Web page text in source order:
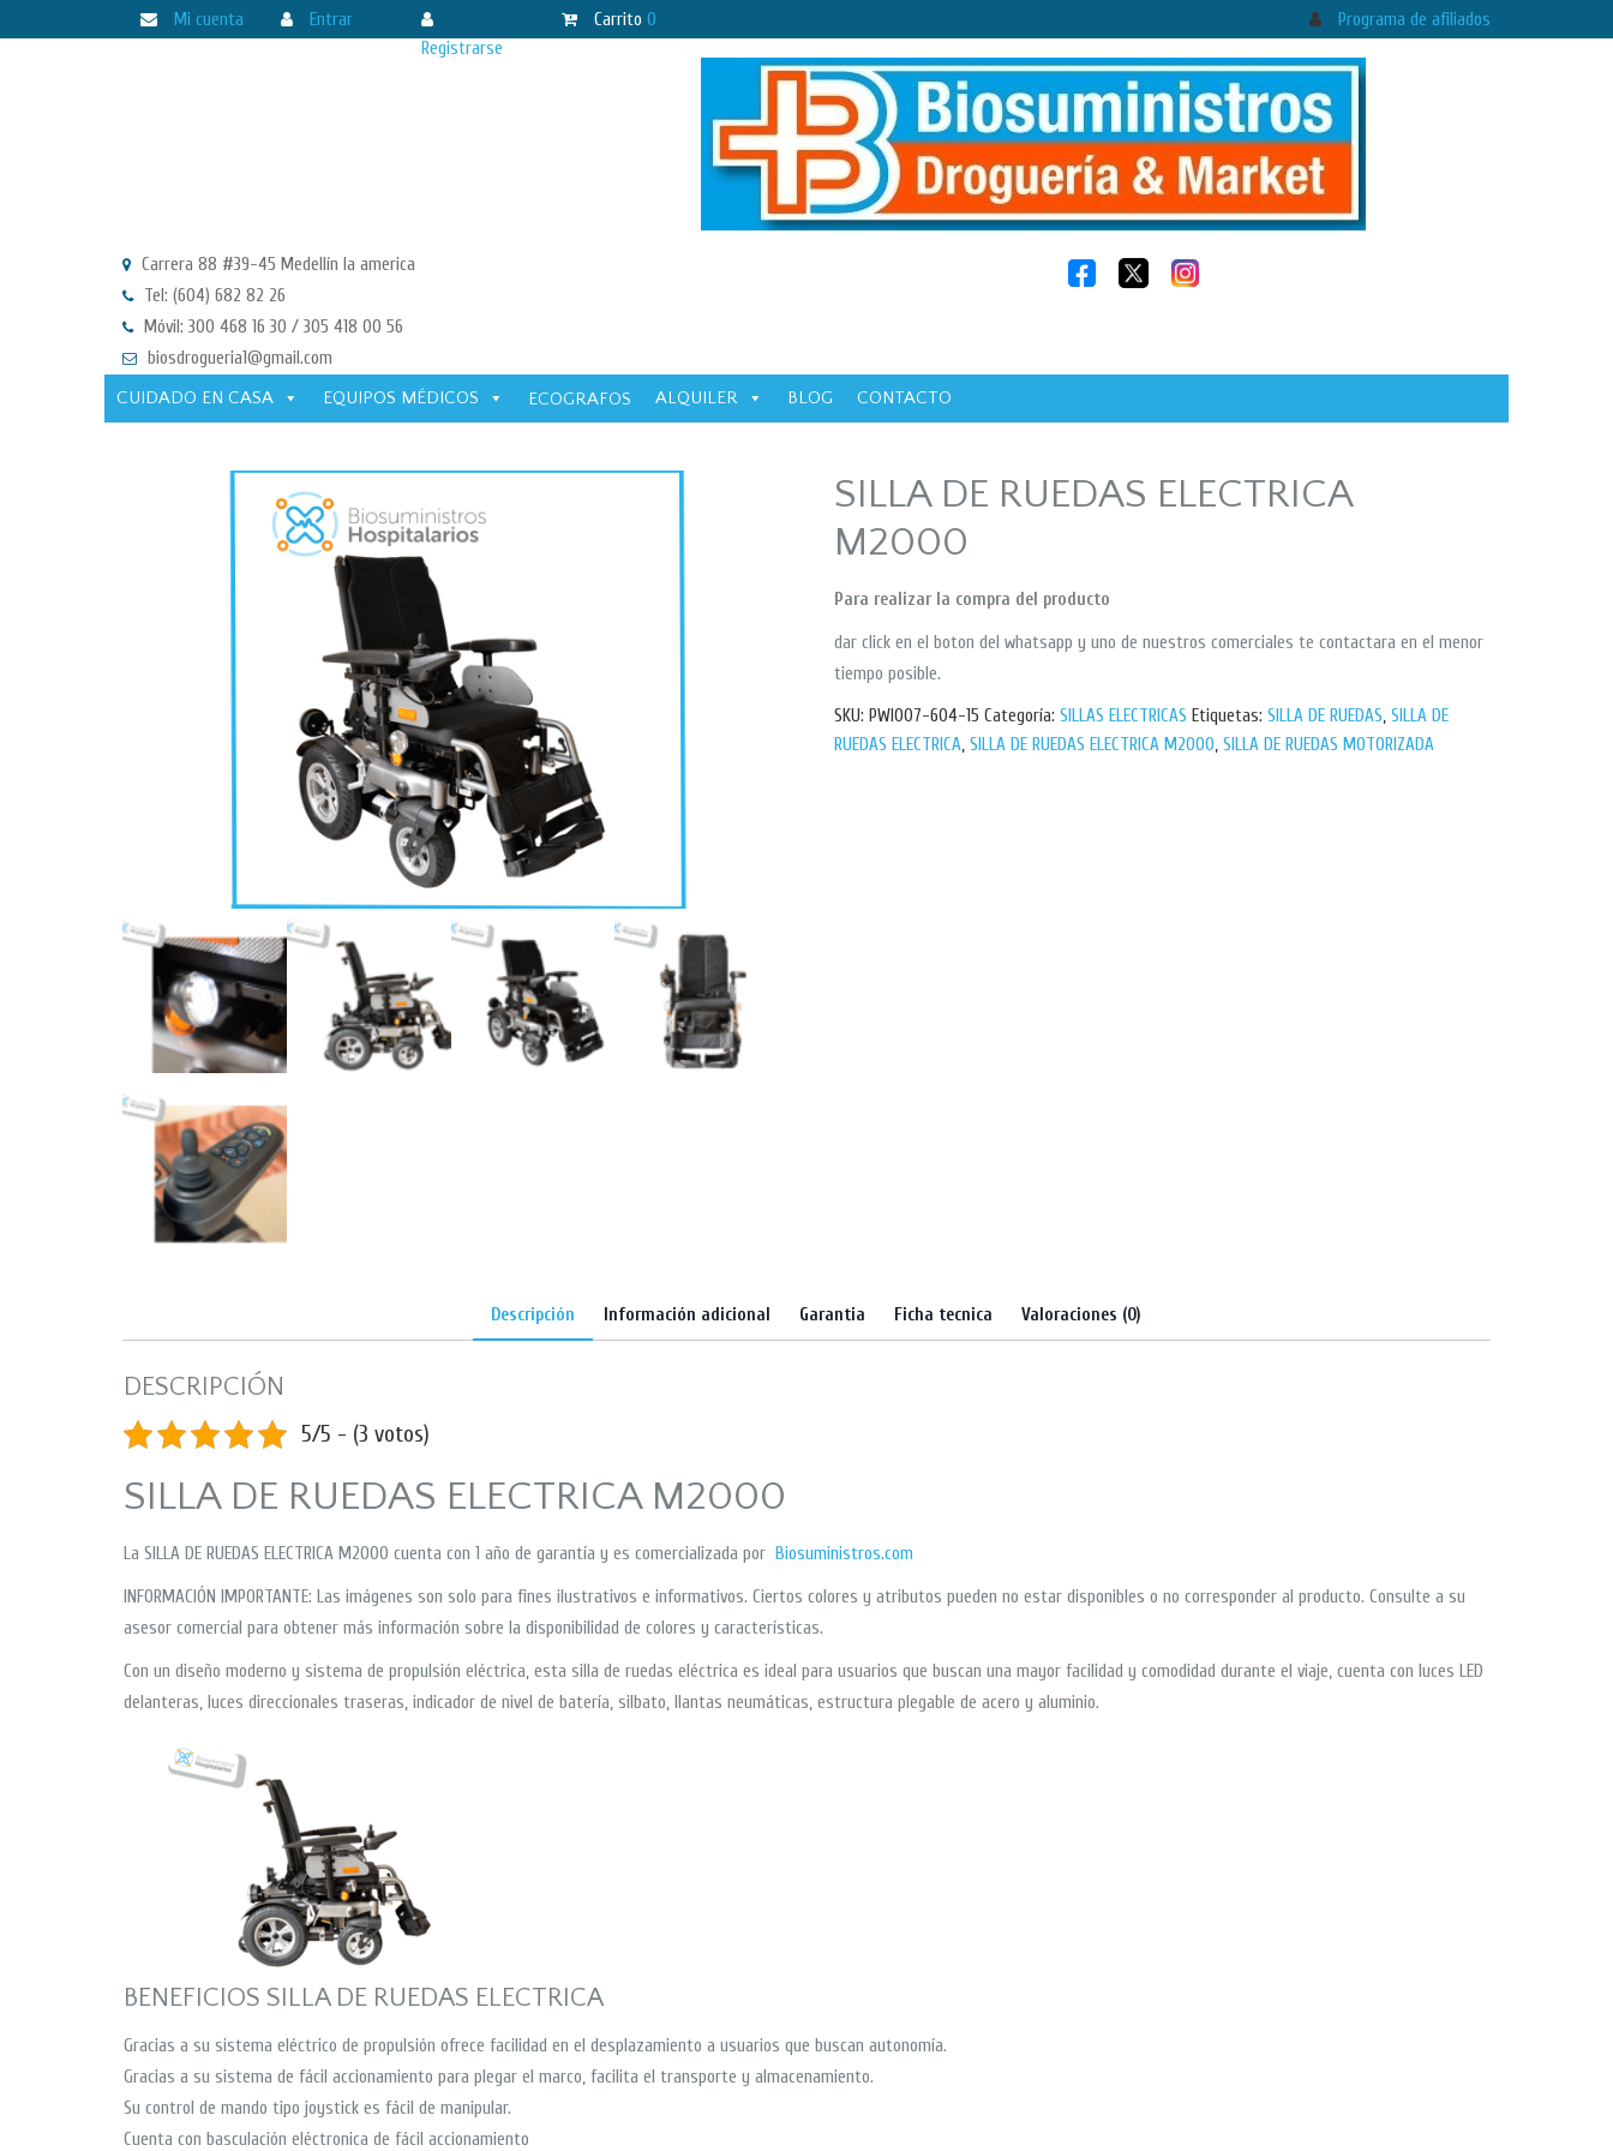
Mi cuenta
Entrar
Registrarse
Carrito 0 Programa de afiliados
Carrera 88 #39-45 Medellín la america
Tel: (604) 682 82 26
Móvil: 300 468 16 30 / 305 418 00 56
biosdrogueria1@gmail.com
CUIDADO EN CASA
EQUIPOS MÉDICOS ECOGRAFOS ALQUILER BLOG CONTACTO
SILLA DE RUEDAS ELECTRICA
M2000
Para realizar la compra del producto
dar click en el boton del whatsapp y uno de nuestros comerciales te contactara en el menor
tiempo posible.
SKU: PWI007-604-15 Categoría: SILLAS ELECTRICAS Etiquetas: SILLA DE RUEDAS, SILLA DE
RUEDAS ELECTRICA, SILLA DE RUEDAS ELECTRICA M2000, SILLA DE RUEDAS MOTORIZADA
Descripción Información adicional Garantia Ficha tecnica Valoraciones (0)
DESCRIPCIÓN
5/5 - (3 votos)
SILLA DE RUEDAS ELECTRICA M2000
La SILLA DE RUEDAS ELECTRICA M2000 cuenta con 1 año de garantía y es comercializada por Biosuministros.com
INFORMACIÓN IMPORTANTE: Las imágenes son solo para fines ilustrativos e informativos. Ciertos colores y atributos pueden no estar disponibles o no corresponder al producto. Consulte a su
asesor comercial para obtener más información sobre la disponibilidad de colores y características.
Con un diseño moderno y sistema de propulsión eléctrica, esta silla de ruedas eléctrica es ideal para usuarios que buscan una mayor facilidad y comodidad durante el viaje, cuenta con luces LED
delanteras, luces direccionales traseras, indicador de nivel de batería, silbato, llantas neumáticas, estructura plegable de acero y aluminio.
BENEFICIOS SILLA DE RUEDAS ELECTRICA
Gracias a su sistema eléctrico de propulsión ofrece facilidad en el desplazamiento a usuarios que buscan autonomía.
Gracias a su sistema de fácil accionamiento para plegar el marco, facilita el transporte y almacenamiento.
Su control de mando tipo joystick es fácil de manipular.
Cuenta con basculación eléctronica de fácil accionamiento